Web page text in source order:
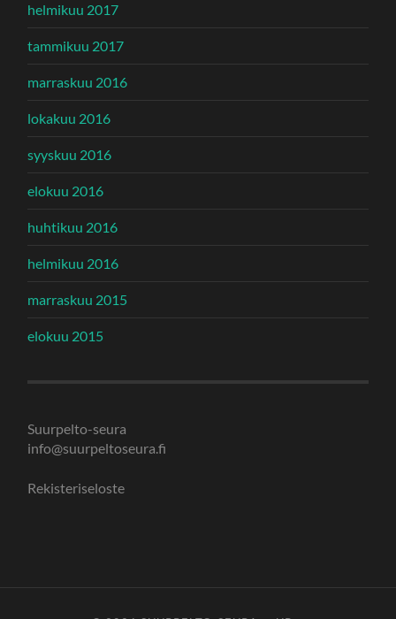
helmikuu 2017
tammikuu 2017
marraskuu 2016
lokakuu 2016
syyskuu 2016
elokuu 2016
huhtikuu 2016
helmikuu 2016
marraskuu 2015
elokuu 2015
Suurpelto-seura
info@suurpeltoseura.fi
Rekisteriseloste